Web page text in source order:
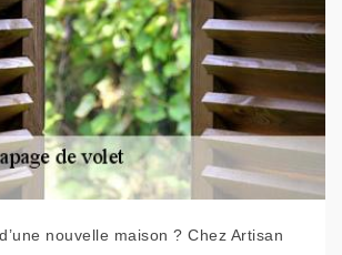
nouvelle maison ? Chez Artisan